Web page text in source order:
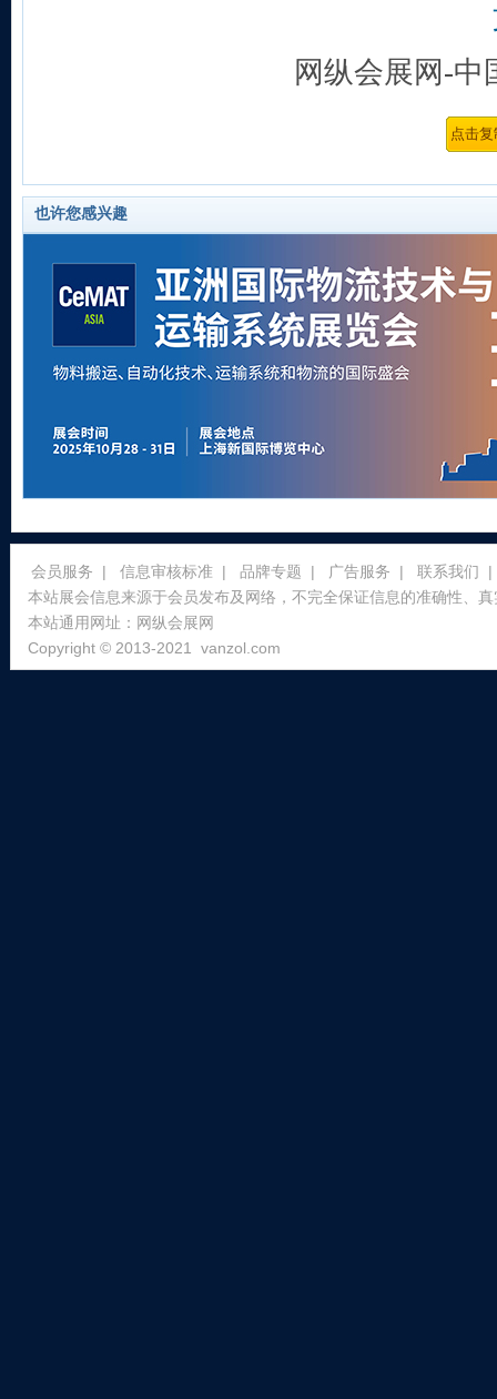
网纵会展网-中
也许您感兴趣
会员服务 | 信息审核标准 | 品牌专题 | 广告服务 | 联系我们
|
本站展会信息来源于会员发布及网络，不完全保证信息的准确性、
本站通用网址： 网纵会展网
Copyright © 2013-2021 vanzol.com